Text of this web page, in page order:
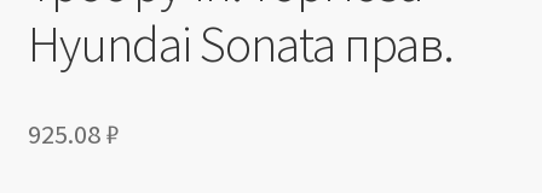
Hyundai Sonata прав.
925.08₽